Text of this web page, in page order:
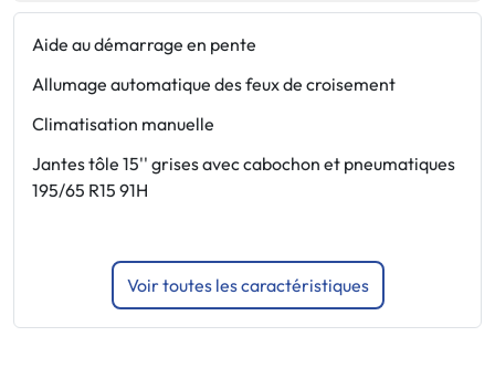
Aide au démarrage en pente
Allumage automatique des feux de croisement
Climatisation manuelle
Jantes tôle 15'' grises avec cabochon et pneumatiques
195/65 R15 91H
Voir toutes les caractéristiques